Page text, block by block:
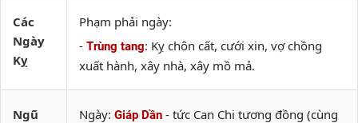
Các
Ngày
Kỵ
Phạm phải ngày:
- Trùng tang: Kỵ chôn cất, cưới xin, vợ chồng
xuất hành, xây nhà, xây mồ mả.
Ngũ
Ngày: Giáp Dần - tức Can Chi tương đồng (cùng